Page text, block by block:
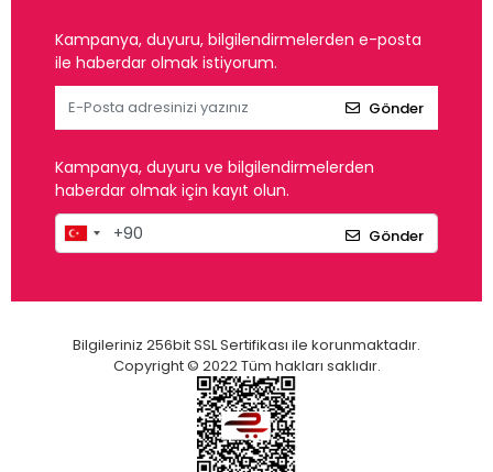
Kampanya, duyuru, bilgilendirmelerden e-posta
ile haberdar olmak istiyorum.
Gönder
Kampanya, duyuru ve bilgilendirmelerden
haberdar olmak için kayıt olun.
Gönder
Bilgileriniz 256bit SSL Sertifikası ile korunmaktadır.
Copyright © 2022 Tüm hakları saklıdır.